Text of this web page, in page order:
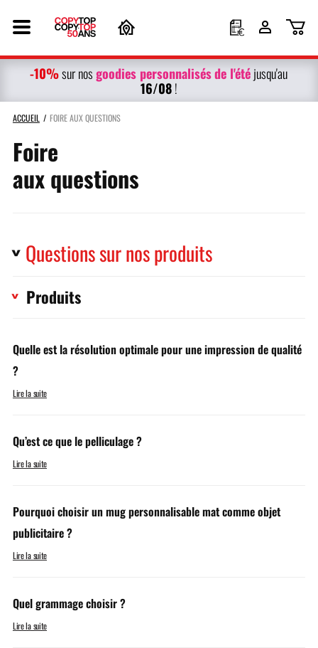
-10%sur nosgoodies personnalisésde l'étéjusqu'au
16/08!
ACCUEIL FOIRE AUX QUESTIONS
Foire
aux questions
Questions sur nos produits
Produits
Quelle est la résolution optimale pour une impression de qualité
?
Lire la suite
Qu’est ce que le pelliculage ?
Lire la suite
Pourquoi choisir un mug personnalisable mat comme objet
publicitaire ?
Lire la suite
Quel grammage choisir ?
Lire la suite